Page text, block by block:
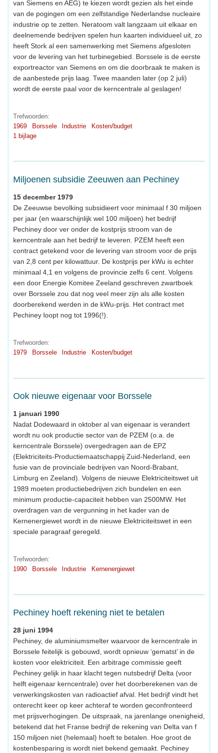
van Siemens en AEG) te kiezen wordt gezien als het einde
van de pogingen om een zelfstandige Nederlandse nucleaire
industrie op te zetten. Neratoom valt langzaam uit elkaar en
deelnemende bedrijven spelen hun kaarten individueel uit, zo
heeft Stork al een samenwerking met Siemens afgesloten
voor de levering van het turbinegebied. Borssele is de eerste
exportreactor van Siemens en om die doorbraak te maken is
de aanbestede prijs laag. Twee maanden later (op 2 juli)
wordt de eerste paal voor de kerncentrale al geslagen!
Trefwoorden:
1969
Borssele Industrie
Kosten/budget
1 bijlage
Miljoenen subsidie Zeeuwen aan Pechiney
15 december 1979
De Zeeuwse bevolking subsidieert voor minimaal f 30 miljoen
per jaar (en waarschijnlijk wel 100 miljoen) het bedrijf
Pechiney door ver onder de kostprijs stroom van de
kerncentrale aan het bedrijf te leveren. PZEM heeft een
contract getekend voor de levering van stroom voor de prijs
van 2,8 cent per kilowattuur. De kostprijs per kWu is echter
minimaal 4,1 en volgens de provincie zelfs 6 cent. Volgens
een door Energie Komitee Zeeland geschreven zwartboek
over Borssele zou dat nog veel meer zijn als alle kosten
doorberekend werden in de kWu-prijs. Het contract met
Pechiney loopt nog tot 1996(!).
Trefwoorden:
1979
Borssele Industrie Kosten/budget
Ook nieuwe eigenaar voor Borssele
1 januari 1990
Nadat Dodewaard in oktober al van eigenaar is verandert
wordt nu ook productie sector van de PZEM (o.a. de
kerncentrale Borssele) overgedragen aan de EPZ
(Elektriciteits-Productiemaatschappij Zuid-Nederland, een
fusie van de provinciale bedrijven van Noord-Brabant,
Limburg en Zeeland). Volgens de nieuwe Elektriciteitswet uit
1989 moeten productiebedrijven zich bundelen en een
minimum productie-capaciteit hebben van 2500MW. Het
overdragen van de vergunning in het kader van de
Kernenergiewet wordt in de nieuwe Elektriciteitswet in een
speciale paragraaf geregeld.
Trefwoorden:
1990
Borssele Industrie Kernenergiewet
Pechiney hoeft rekening niet te betalen
28 juni 1994
Pechiney, de aluminiumsmelter waarvoor de kerncentrale in
Borssele feitelijk is gebouwd, wordt opnieuw ‘gematst’ in de
kosten voor elektriciteit. Een arbitrage commissie geeft
Pechiney gelijk in haar klacht tegen nutsbedrijf Delta (voor
helft eigenaar kerncentrale) over het doorberekenen van de
verwerkingskosten van radioactief afval. Het bedrijf vindt het
onterecht keer op keer achteraf te worden geconfronteerd
met prijsverhogingen. De uitspraak, na jarenlange onenigheid,
betekend dat het Franse bedrijf de rekening van Delta van f
150 miljoen niet (helemaal) hoeft te betalen. Hoe groot de
kostenbesparing is wordt niet bekend gemaakt. Pechiney